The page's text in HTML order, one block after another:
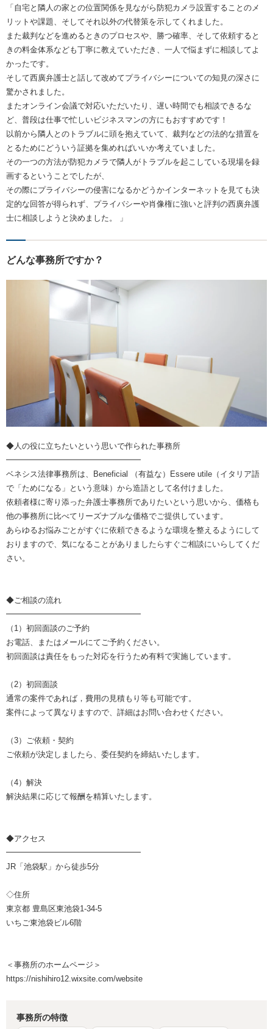
「自宅と隣人の家との位置関係を見ながら防犯カメラ設置することのメ
リットや課題、そしてそれ以外の代替策を示してくれました。
また裁判などを進めるときのプロセスや、勝つ確率、そして依頼すると
きの料金体系なども丁寧に教えていただき、一人で悩まずに相談してよ
かったです。
そして西廣弁護士と話して改めてプライバシーについての知見の深さに
驚かされました。
またオンライン会議で対応いただいたり、遅い時間でも相談できるな
ど、普段は仕事で忙しいビジネスマンの方にもおすすめです！
以前から隣人とのトラブルに頭を抱えていて、裁判などの法的な措置を
とるためにどういう証拠を集めればいいか考えていました。
その一つの方法が防犯カメラで隣人がトラブルを起こしている現場を録
画するということでしたが、
その際にプライバシーの侵害になるかどうかインターネットを見ても決
定的な回答が得られず、プライバシーや肖像権に強いと評判の西廣弁護
士に相談しようと決めました。 」
どんな事務所ですか？
◆人の役に立ちたいという思いで作られた事務所
━━━━━━━━━━━━━━━━━
ベネシス法律事務所は、Beneficial （有益な）Essere utile（イタリア語
で「ためになる」という意味）から造語として名付けました。
依頼者様に寄り添った弁護士事務所でありたいという思いから、価格も
他の事務所に比べてリーズナブルな価格でご提供しています。
あらゆるお悩みごとがすぐに依頼できるような環境を整えるようにして
おりますので、気になることがありましたらすぐご相談にいらしてくだ
さい。
◆ご相談の流れ
━━━━━━━━━━━━━━━━━
（1）初回面談のご予約
お電話、またはメールにてご予約ください。
初回面談は責任をもった対応を行うため有料で実施しています。
（2）初回面談
通常の案件であれば，費用の見積もり等も可能です。
案件によって異なりますので、詳細はお問い合わせください。
（3）ご依頼・契約
ご依頼が決定しましたら、委任契約を締結いたします。
（4）解決
解決結果に応じて報酬を精算いたします。
◆アクセス
━━━━━━━━━━━━━━━━━
JR「池袋駅」から徒歩5分
◇住所
東京都 豊島区東池袋1-34-5
いちご東池袋ビル6階
＜事務所のホームページ＞
https://nishihiro12.wixsite.com/website
事務所の特徴